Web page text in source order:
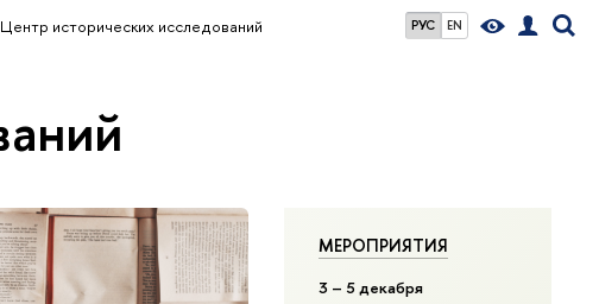
РУС EN
Центр исторических исследований
МЕРОПРИЯТИЯ
3 – 5 декабря